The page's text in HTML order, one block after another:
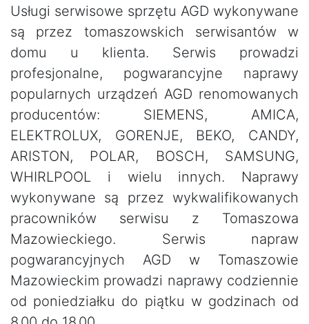
Usługi serwisowe sprzętu AGD wykonywane
są przez tomaszowskich serwisantów w
domu u klienta. Serwis prowadzi
profesjonalne, pogwarancyjne naprawy
popularnych urządzeń AGD renomowanych
producentów: SIEMENS, AMICA,
ELEKTROLUX, GORENJE, BEKO, CANDY,
ARISTON, POLAR, BOSCH, SAMSUNG,
WHIRLPOOL i wielu innych. Naprawy
wykonywane są przez wykwalifikowanych
pracowników serwisu z Tomaszowa
Mazowieckiego. Serwis napraw
pogwarancyjnych AGD w Tomaszowie
Mazowieckim prowadzi naprawy codziennie
od poniedziałku do piątku w godzinach od